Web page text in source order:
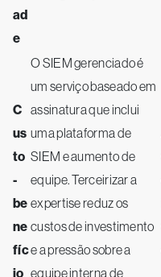
ad
e
C
us
to
-
be
ne
fíc
io
O SIEM gerenciado é
um serviço baseado em
assinatura que inclui
uma plataforma de
SIEM e aumento de
equipe. Terceirizar a
expertise reduz os
custos de investimento
e a pressão sobre a
equipe interna de